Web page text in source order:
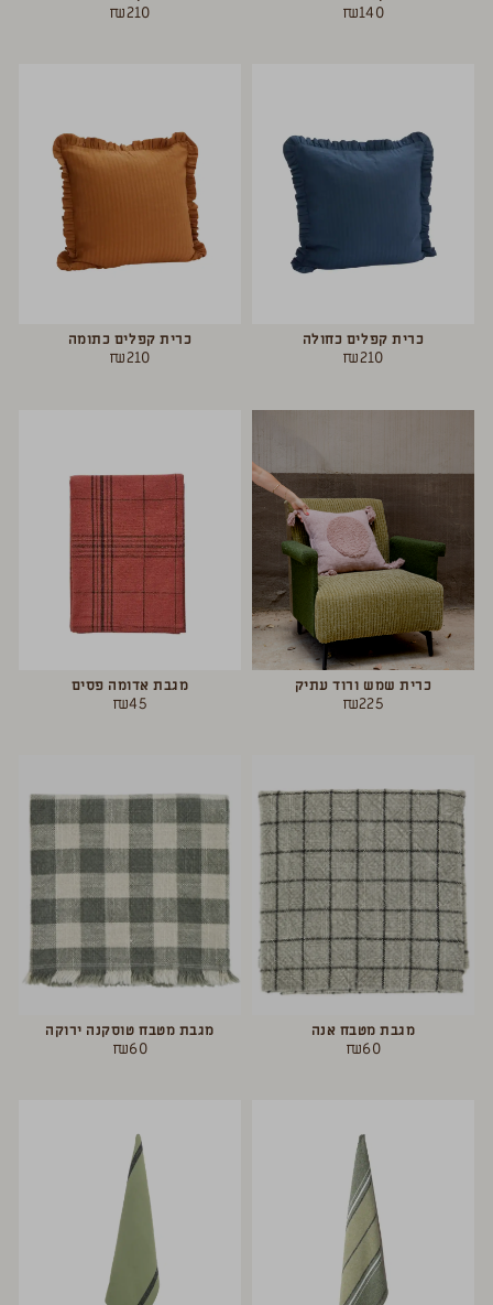
₪140
₪210
כרית קפלים כחולה
₪210
כרית קפלים כתומה
₪210
כרית שמש ורוד עתיק
₪225
מגבת אדומה פסים
₪45
מגבת מטבח אנה
₪60
מגבת מטבח טוסקנה ירוקה
₪60